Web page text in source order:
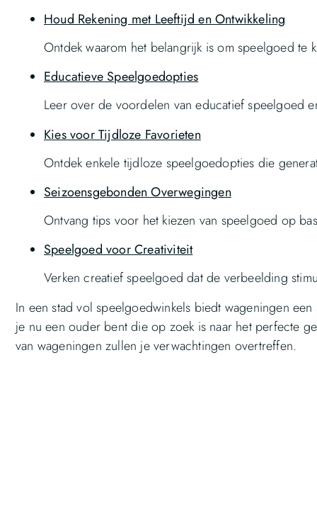
Houd Rekening met Leeftijd en Ontwikkeling
Ontdek waarom het belangrijk is om speelgoed te
Educatieve Speelgoedopties
Leer over de voordelen van educatief speelgoed
Kies voor Tijdloze Favorieten
Ontdek enkele tijdloze speelgoedopties die
Seizoensgebonden Overwegingen
Ontvang tips voor het kiezen van speelgoed op
Speelgoed voor Creativiteit
Verken creatief speelgoed dat de verbeelding
In een stad vol speelgoedwinkels biedt wageningen
je nu een ouder bent die op zoek is naar het perfecte
van wageningen zullen je verwachtingen overtreffen.